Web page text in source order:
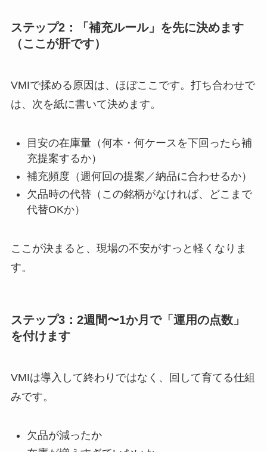
ステップ2：「補充ルール」を先に決めます
（ここが肝です）
VMIで揉める原因は、ほぼここです。打ち合わせで
は、次を紙に書いて決めます。
目安の在庫量（何本・何ケースを下回ったら補
充提案するか）
補充頻度（週何回の提案／納品に合わせるか）
欠品時の代替（この銘柄がなければ、どこまで
代替OKか）
ここが決まると、現場の不安がすっと軽くなりま
す。
ステップ3：2週間〜1か月で「運用の点数」
を付けます
VMIは導入して終わりではなく、回して育てる仕組
みです。
欠品が減ったか